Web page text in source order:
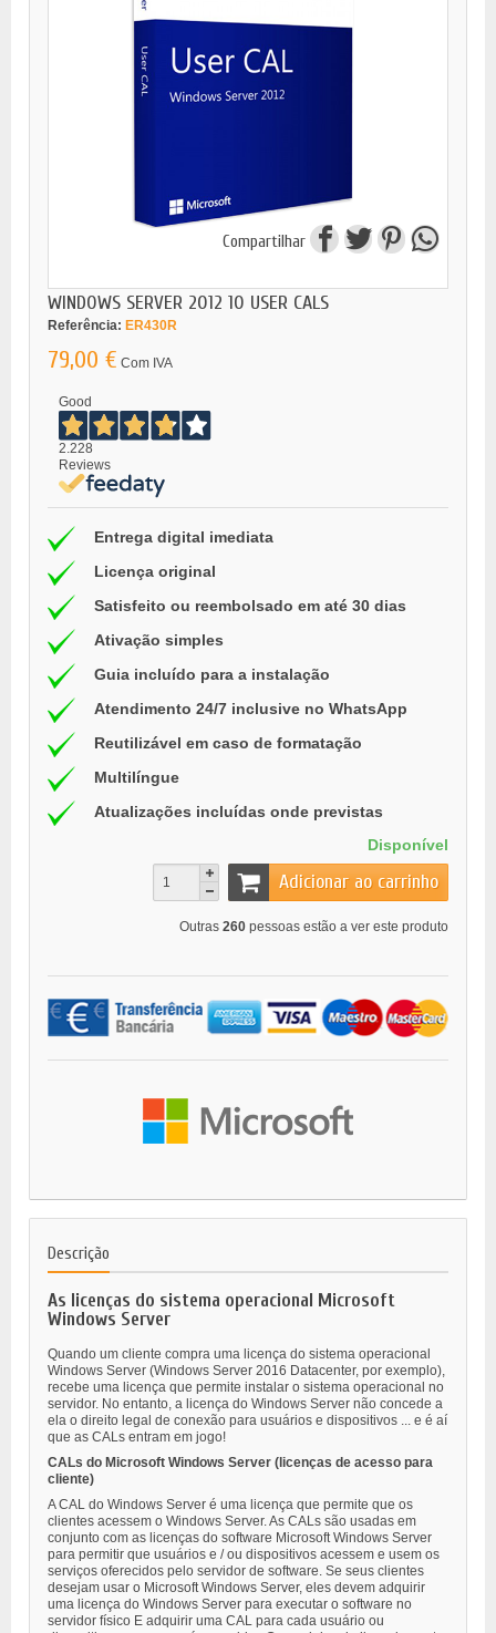
Compartilhar
WINDOWS SERVER 2012 10 USER CALS
Referência: ER430R
79,00 € Com IVA
Good
2.228
Reviews
Entrega digital imediata
Licença original
Satisfeito ou reembolsado em até 30 dias
Ativação simples
Guia incluído para a instalação
Atendimento 24/7 inclusive no WhatsApp
Reutilizável em caso de formatação
Multilíngue
Atualizações incluídas onde previstas
Disponível
Adicionar ao carrinho
Outras 260 pessoas estão a ver este produto
Descrição
As licenças do sistema operacional Microsoft
Windows Server
Quando um cliente compra uma licença do sistema operacional
Windows Server (Windows Server 2016 Datacenter, por exemplo),
recebe uma licença que permite instalar o sistema operacional no
servidor. No entanto, a licença do Windows Server não concede a
ela o direito legal de conexão para usuários e dispositivos ... e é aí
que as CALs entram em jogo!
CALs do Microsoft Windows Server (licenças de acesso para
cliente)
A CAL do Windows Server é uma licença que permite que os
clientes acessem o Windows Server. As CALs são usadas em
conjunto com as licenças do software Microsoft Windows Server
para permitir que usuários e / ou dispositivos acessem e usem os
serviços oferecidos pelo servidor de software. Se seus clientes
desejam usar o Microsoft Windows Server, eles devem adquirir
uma licença do Windows Server para executar o software no
servidor físico E adquirir uma CAL para cada usuário ou